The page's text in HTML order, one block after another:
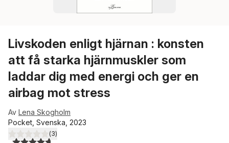
Livskoden enligt hjärnan : konsten
att få starka hjärnmuskler som
laddar dig med energi och ger en
airbag mot stress
Av Lena Skogholm
Pocket, Svenska, 2023
4,7utav 5 stjärnor. Totalt antal röster:
(3)